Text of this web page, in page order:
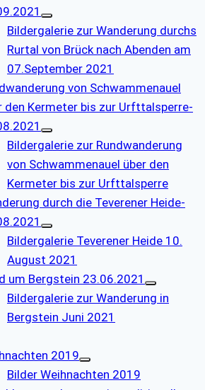
Bildergalerie zur Wanderung durchs
Rurtal von Brück nach Abenden am
07.September 2021
von Schwammenauel
den Kermeter bis zur Urfttalsperre-
Bildergalerie zur Rundwanderung
von Schwammenauel über den
Kermeter bis zur Urfttalsperre
durch die Teverener Heide-
Bildergalerie Teverener Heide 10.
August 2021
um Bergstein 23.06.2021
Bildergalerie zur Wanderung in
Bergstein Juni 2021
2019
Bilder Weihnachten 2019